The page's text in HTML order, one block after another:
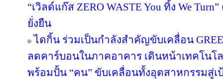
“เวิลด์แก๊ส ZERO WASTE You ทิ้ง We
ยั่งยืน
ไดกิ้น ร่วมเป็นกำลังสำคัญขับเคลื่อน
ลดคาร์บอนในภาคอาคาร เดินหน้าเทคโนโ
พร้อมปั้น “คน” ขับเคลื่อนทั้งอุตสาหกรรมสู่